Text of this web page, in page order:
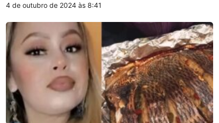
4 de outubro de 2024 às 8:41